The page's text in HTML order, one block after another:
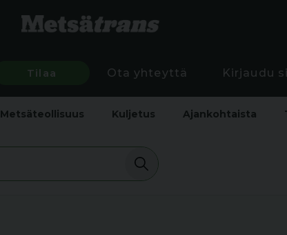
Tilaa Ota yhteyttä Kirjaudu
Metsäteollisuus Kuljetus Ajankohtaista